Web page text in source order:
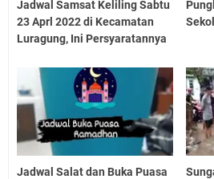
Jadwal Samsat Keliling Sabtu
23 Aprl 2022 di Kecamatan
Luragung, Ini Persyaratannya
Jadwal Salat dan Buka Puasa